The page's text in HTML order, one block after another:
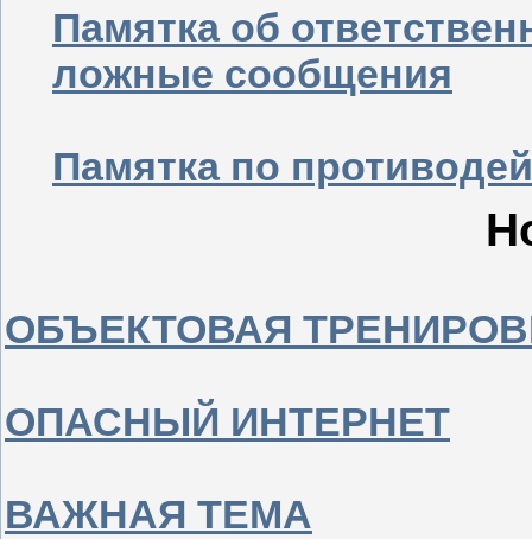
Памятка об
ложные сообщения
Памятка по
ОБЪЕКТОВАЯ
ОПАСНЫЙ ИНТЕРНЕТ
ВАЖНАЯ ТЕМА